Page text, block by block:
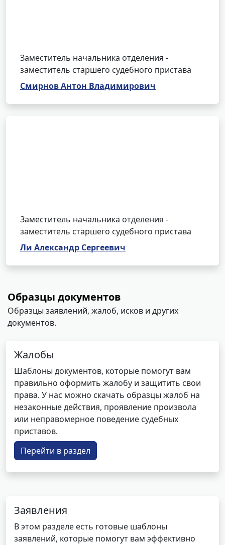
Заместитель начальника отделения -
заместитель старшего судебного пристава
Смирнов Антон Владимирович
Заместитель начальника отделения -
заместитель старшего судебного пристава
Ли Александр Сергеевич
Образцы документов
Образцы заявлений, жалоб, исков и других
документов.
Жалобы
Шаблоны документов, которые помогут вам
правильно оформить жалобу и защитить свои
права. У нас можно скачать образцы жалоб на
незаконные действия, проявление произвола
или неправомерное поведение судебных
приставов.
Перейти в раздел
Заявления
В этом разделе есть готовые шаблоны
заявлений, которые помогут вам эффективно